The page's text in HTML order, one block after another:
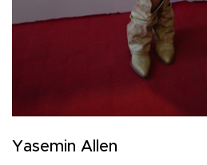
Yasemin Allen